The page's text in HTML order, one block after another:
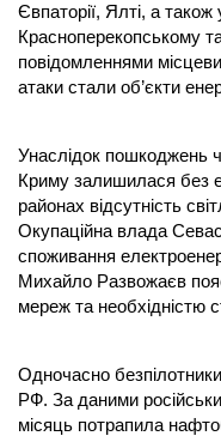
Євпаторії, Ялті, а
Красноперекопському
повідомленнями
атаки стали об’єкти
Унаслідок пошкоджень
Криму залишилася без
районах відсутність
Окупаційна влада
споживання
Михайло Развожаєв
мереж та необхідністю
Одночасно
РФ. За даними
місяць потрапила